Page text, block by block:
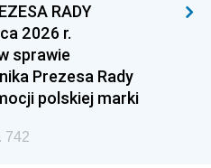
RADY
2026 r.
sprawie
Prezesa Rady
polskiej marki
742